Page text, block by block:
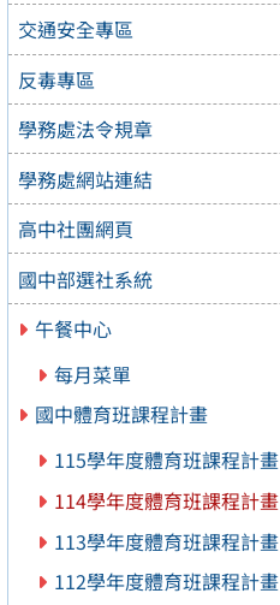
交通安全專區
反毒專區
學務處法令規章
學務處網站連結
高中社團網頁
國中部選社系統
午餐中心
每月菜單
國中體育班課程計畫
115學年度體育班課程計畫
114學年度體育班課程計畫
113學年度體育班課程計畫
112學年度體育班課程計畫